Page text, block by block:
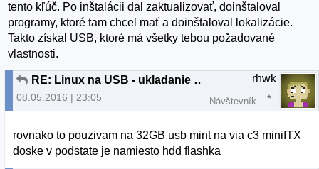
tento kľúč. Po inštalácii dal zaktualizovať, doinštaloval
programy, ktoré tam chcel mať a doinštaloval lokalizácie.
Takto získal USB, ktoré má všetky tebou požadované
vlastnosti.
RE: Linux na USB - ukladanie nastavenia a SW do USB
08.05.2016 | 23:05
rhwk
Návštevník
rovnako to pouzivam na 32GB usb mint na via c3 miniITX
doske v podstate je namiesto hdd flashka